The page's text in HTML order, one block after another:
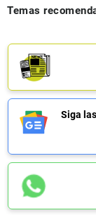
Temas
Siga